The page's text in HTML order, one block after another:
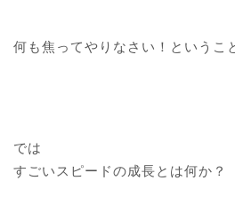
何も焦ってやりなさい！というこ
では
すごいスピードの成長とは何か？